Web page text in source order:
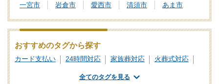
一宮市 岩倉市 愛西市 清須市 あま市
おすすめのタグから探す
カード支払い 24時間対応 家族葬対応
火葬式対応
社葬対応
業界団体加盟
全てのタグを見る